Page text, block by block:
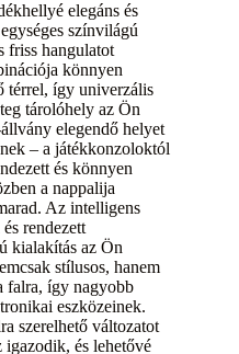
elegáns és
színvilágú
friss hangulatot
könnyen
térrel, így univerzális
tárolóhely az Ön
elegendő helyet
– a játékkonzoloktól
és könnyen
a nappalija
Az intelligens
rendezett
kialakítás az Ön
stílusos, hanem
falra, így nagyobb
eszközeinek.
szerelhető változatot
igazodik, és lehetővé